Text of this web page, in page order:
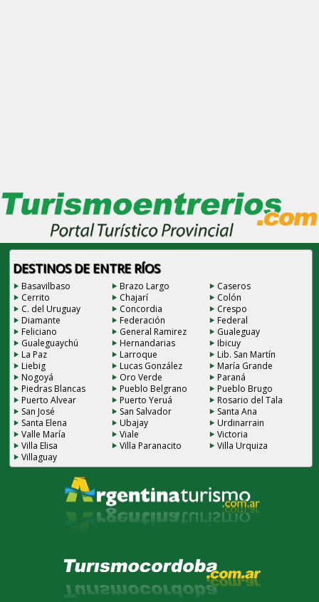
DESTINOS DE ENTRE RÍOS
Basavilbaso Brazo Largo
Caseros
Cerrito
Chajarí
Colón
C. del Uruguay
Concordia
Crespo
Diamante
Federación
Federal
Feliciano
General Ramirez
Gualeguay
Gualeguaychú
Hernandarias
Ibicuy
La Paz
Larroque
Lib. San Martín
Liebig
Lucas González
María Grande
Nogoyá
Oro Verde
Paraná
Piedras Blancas
Pueblo Belgrano
Pueblo Brugo
Puerto Alvear
Puerto Yeruá
Rosario del Tala
San José
San Salvador
Santa Ana
Santa Elena
Ubajay
Urdinarrain
Valle María
Viale
Victoria
Villa Elisa
Villa Paranacito
Villa Urquiza
Villaguay